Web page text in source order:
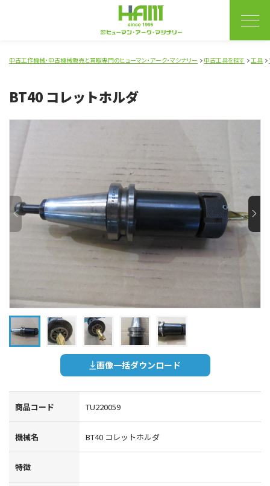
中古工作機械・中古機械販売と買取専門のヒューマン・アーク・マシナリー 中古工具を探す 工具
BT40 コレットホルダ
画像一括ダウンロード
商品コード TU220059
機械名 BT40 コレットホルダ
特徴